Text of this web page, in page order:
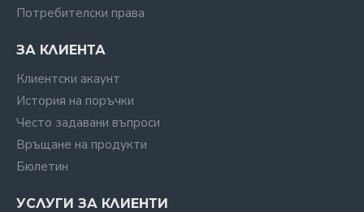
Потребителски права
ЗА КЛИЕНТА
Клиентски акаунт
История на поръчки
Често задавани въпроси
Връщане на продукти
Бюлетин
УСЛУГИ ЗА КЛИЕНТИ